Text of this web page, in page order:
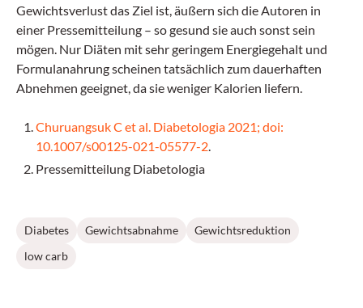
Gewichtsverlust das Ziel ist, äußern sich die Autoren in
einer Pressemitteilung – so gesund sie auch sonst sein
mögen. Nur Diäten mit sehr geringem Energiegehalt und
Formulanahrung scheinen tatsächlich zum dauerhaften
Abnehmen geeignet, da sie weniger Kalorien liefern.
Churuangsuk C et al. Diabetologia 2021; doi:
10.1007/s00125-021-05577-2.
Pressemitteilung Diabetologia
Diabetes Gewichtsabnahme
Gewichtsreduktion
low carb